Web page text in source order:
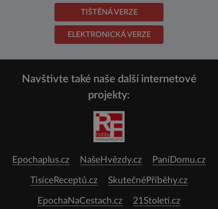
TIŠTĚNÁ VERZE
ELEKTRONICKÁ VERZE
Navštivte také naše další internetové
projekty:
Epochaplus.cz NašeHvězdy.cz PaníDomu.cz
TisíceReceptů.cz SkutečnéPříběhy.cz
EpochaNaCestach.cz 21Stoleti.cz